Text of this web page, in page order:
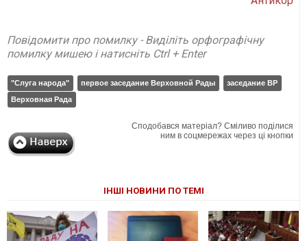
Повідомити про помилку - Виділіть орфографічну
помилку мишею і натисніть Ctrl + Enter
"Слуга народа" первое заседание Верховной Рады
заседание ВР
Верховная Рада
Сподобався матеріал? Сміливо поділися
ним в соцмережах через ці кнопки
ІНШІ НОВИНИ ПО ТЕМІ